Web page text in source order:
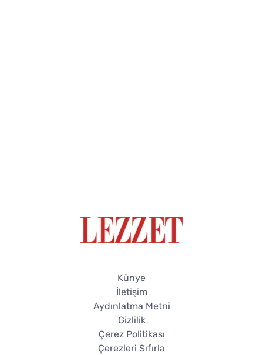
Künye
İletişim
Aydınlatma Metni
Gizlilik
Çerez Politikası
Çerezleri Sıfırla